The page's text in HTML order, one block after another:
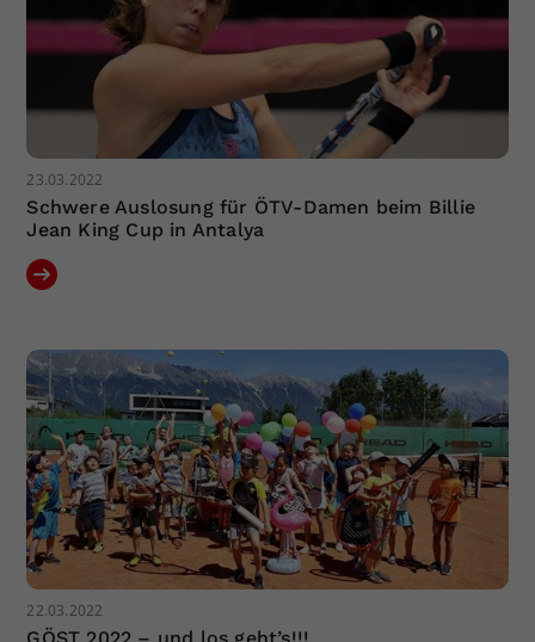
23.03.2022
Schwere Auslosung für ÖTV-Damen beim Billie
Jean King Cup in Antalya
22.03.2022